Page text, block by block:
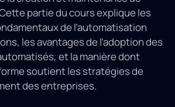
partie du cours explique les
de l’automatisation
les avantages de l’adoption des
et la manière dont
soutient les stratégies de
des entreprises.